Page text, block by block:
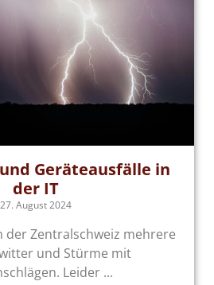
Geräteausfälle in
der IT
27. August 2024
der Zentralschweiz mehrere
und Stürme mit
Leider ...